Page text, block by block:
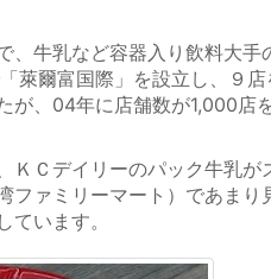
、牛乳など容器入り飲料大手
萊爾富国際」を設立し、９
が、04年に店舗数が1,000店
Ｃデイリーのパック牛乳が
ファミリーマート）であま
ています。